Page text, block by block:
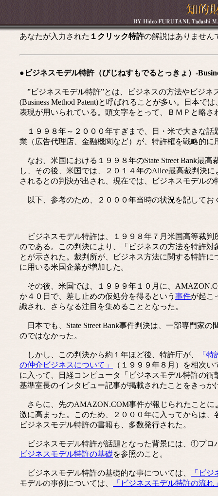
あなたが入力された １クリック特許の解説はありません
●ビジネスモデル特許（びじねすもでるとっきょ）-
”ビジネスモデル特許”とは、ビジネスの方法やビジ
(Business Method Patent)と呼ばれることが多い。日本
表現が用いられている。頭文字をとって、ＢＭＰと略
１９９８年～２０００年すぎまで、日・米で大きな話
業（広告代理店、金融機関など）が、特許権を戦略的
なお、米国における１９９８年のState Street Bank最
し、その後、米国では、２０１４年のAlice最高裁判決
されるとの判決が出され、現在では、ビジネスモデル
以下、参考のため、２０００年当時の状況を記してお
ビジネスモデル特許は、１９９８年７月米国高等裁判
のである。この判決により、「ビジネスの方法を特許対
とが示された。裁判所が、ビジネス方法に関する特許
に用いる米国企業が増加した。
その後、米国では、１９９９年１０月に、
か４０日で、差し止めの仮処分を得るという 事件が起こ
識され、さらなる注目を集めることとなった。
日本でも、State Street Bank事件判決は、一部専門家
のではなかった。
しかし、この判決から約１年ほど後、特許庁が、
「
の仲介ビジネスについて」
（１９９９年８月）を相次
に入って、日経コンピュータ「ビジネスモデル特許の
基準室長のインタビュー記事が掲載されたことをきっ
さらに、先のAMAZON.COM事件が報じられたことに
激に高まった。このため、２０００年に入ってからは
ビジネスモデル特許の書籍も、多数発行された。
ビジネスモデル特許が話題となった背景には、①プロ
ビジネスモデル特許の基礎を参照のこと。
ビジネスモデル特許の基礎的な事については、
「ビ
モデルの事例については、
「ビジネスモデル特許の流れ